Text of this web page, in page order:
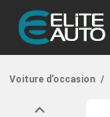
Voiture d’occasion /